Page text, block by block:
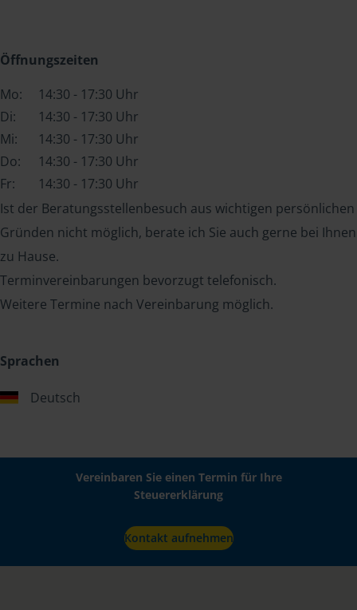
Öffnungszeiten
Mo:
14:30 - 17:30 Uhr
Di:
14:30 - 17:30 Uhr
Mi:
14:30 - 17:30 Uhr
Do:
14:30 - 17:30 Uhr
Fr:
14:30 - 17:30 Uhr
Ist der Beratungsstellenbesuch aus wichtigen persönlichen
Gründen nicht möglich, berate ich Sie auch gerne bei Ihnen
zu Hause.
Terminvereinbarungen bevorzugt telefonisch.
Weitere Termine nach Vereinbarung möglich.
Sprachen
Deutsch
Vereinbaren Sie einen Termin für Ihre
Steuererklärung
Kontakt aufnehmen